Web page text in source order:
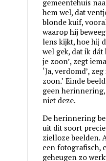
gemeentehuis
hem wel, dat
blonde kuif,
waarop hij
lens kijkt, hoe hij
wel gek, dat ik dát
je zoon’, zegt
‘Ja, verdomd’,
zoon.’ Einde
geen
niet deze.
De herinnering
uit dit soort
zielloze beelden.
een fotografisch,
geheugen zo